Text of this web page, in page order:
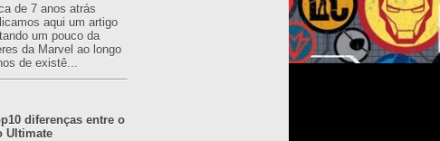
de 7 anos atrás
aqui um artigo
um pouco da
da Marvel ao longo
de existê...
diferenças entre o
Ultimate